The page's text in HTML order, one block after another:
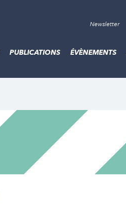
Newsletter
PUBLICATIONS ÉVÈNEMENTS